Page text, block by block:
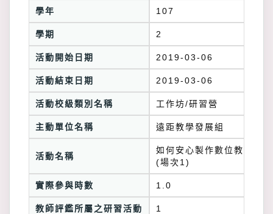
學年 107
學期 2
活動開始日期 2019-03-06
活動結束日期 2019-03-06
活動校級類別名稱 工作坊/研習營
主動單位名稱 遠距教學發展組
活動名稱
如何安心製作數位教材？
(場次1)
實際參與時數 1.0
教師評鑑所屬之研習活動 1